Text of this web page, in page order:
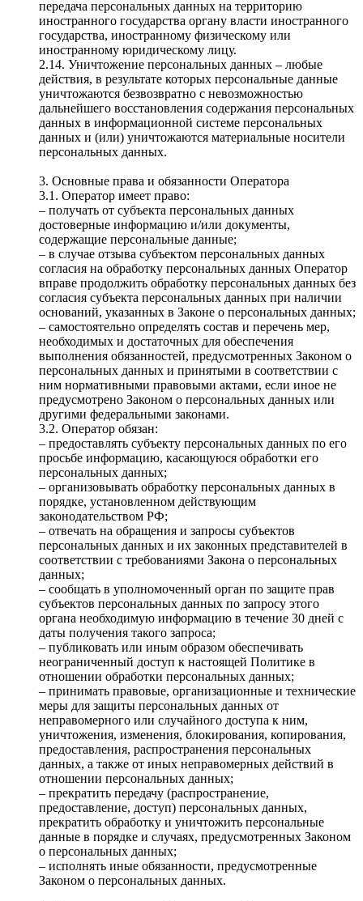
передача персональных данных на территорию
иностранного государства органу власти иностранного
государства, иностранному физическому или
иностранному юридическому лицу.
2.14. Уничтожение персональных данных – любые
действия, в результате которых персональные данные
уничтожаются безвозвратно с невозможностью
дальнейшего восстановления содержания персональных
данных в информационной системе персональных
данных и (или) уничтожаются материальные носители
персональных данных.
3. Основные права и обязанности Оператора
3.1. Оператор имеет право:
– получать от субъекта персональных данных
достоверные информацию и/или документы,
содержащие персональные данные;
– в случае отзыва субъектом персональных данных
согласия на обработку персональных данных Оператор
вправе продолжить обработку персональных данных без
согласия субъекта персональных данных при наличии
оснований, указанных в Законе о персональных данных;
– самостоятельно определять состав и перечень мер,
необходимых и достаточных для обеспечения
выполнения обязанностей, предусмотренных Законом о
персональных данных и принятыми в соответствии с
ним нормативными правовыми актами, если иное не
предусмотрено Законом о персональных данных или
другими федеральными законами.
3.2. Оператор обязан:
– предоставлять субъекту персональных данных по его
просьбе информацию, касающуюся обработки его
персональных данных;
– организовывать обработку персональных данных в
порядке, установленном действующим
законодательством РФ;
– отвечать на обращения и запросы субъектов
персональных данных и их законных представителей в
соответствии с требованиями Закона о персональных
данных;
– сообщать в уполномоченный орган по защите прав
субъектов персональных данных по запросу этого
органа необходимую информацию в течение 30 дней с
даты получения такого запроса;
– публиковать или иным образом обеспечивать
неограниченный доступ к настоящей Политике в
отношении обработки персональных данных;
– принимать правовые, организационные и технические
меры для защиты персональных данных от
неправомерного или случайного доступа к ним,
уничтожения, изменения, блокирования, копирования,
предоставления, распространения персональных
данных, а также от иных неправомерных действий в
отношении персональных данных;
– прекратить передачу (распространение,
предоставление, доступ) персональных данных,
прекратить обработку и уничтожить персональные
данные в порядке и случаях, предусмотренных Законом
о персональных данных;
– исполнять иные обязанности, предусмотренные
Законом о персональных данных.